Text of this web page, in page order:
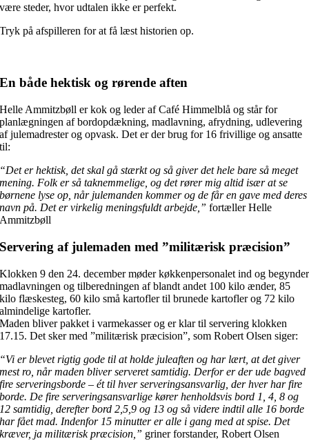
være steder, hvor udtalen ikke er perfekt.
Tryk på afspilleren for at få læst historien op.
En både hektisk og rørende aften
Helle Ammitzbøll er kok og leder af Café Himmelblå og står for
planlægningen af bordopdækning, madlavning, afrydning, udlevering
af julemadrester og opvask. Det er der brug for 16 frivillige og ansatte
til:
“Det er hektisk, det skal gå stærkt og så giver det hele bare så meget
mening. Folk er så taknemmelige, og det rører mig altid især at se
børnene lyse op, når julemanden kommer og de får en gave med deres
navn på. Det er virkelig meningsfuldt arbejde,” fortæller Helle
Ammitzbøll
Servering af julemaden med ”militærisk præcision”
Klokken 9 den 24. december møder køkkenpersonalet ind og begynder
madlavningen og tilberedningen af blandt andet 100 kilo ænder, 85
kilo flæskesteg, 60 kilo små kartofler til brunede kartofler og 72 kilo
almindelige kartofler.
Maden bliver pakket i varmekasser og er klar til servering klokken
17.15. Det sker med ”militærisk præcision”, som Robert Olsen siger:
“Vi er blevet rigtig gode til at holde juleaften og har lært, at det giver
mest ro, når maden bliver serveret samtidig. Derfor er der ude bagved
fire serveringsborde – ét til hver serveringsansvarlig, der hver har fire
borde. De fire serveringsansvarlige kører henholdsvis bord 1, 4, 8 og
12 samtidig, derefter bord 2,5,9 og 13 og så videre indtil alle 16 borde
har fået mad. Indenfor 15 minutter er alle i gang med at spise. Det
kræver, ja militærisk præcision,” griner forstander, Robert Olsen